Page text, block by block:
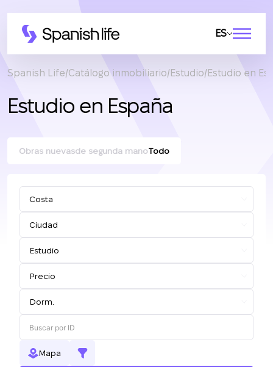
ES
Spanish Life Catálogo inmobiliario Estudio Estudio en
Estudio en España
Obras nuevasde segunda manoTodo
Mapa